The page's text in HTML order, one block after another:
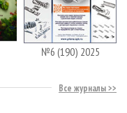
№6 (190) 2025
Все журналы